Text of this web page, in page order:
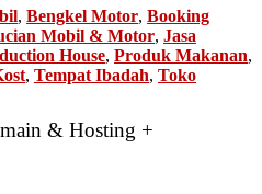
, Bengkel Motor, Booking
Mobil & Motor, Jasa
House, Produk Makanan,
, Tempat Ibadah, Toko
& Hosting +